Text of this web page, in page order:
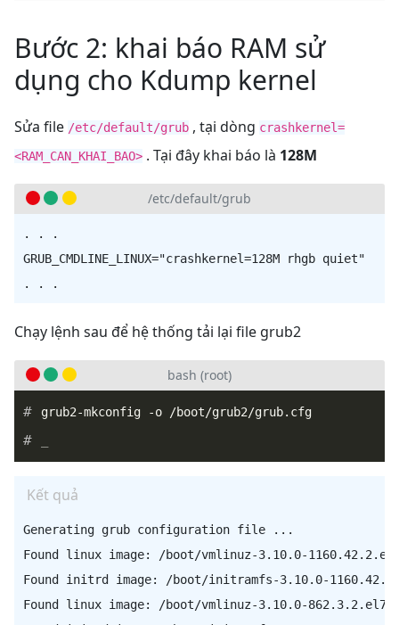
Bước 2: khai báo RAM sử
dụng cho Kdump kernel
Sửa file /etc/default/grub , tại dòng crashkernel=
<RAM_CAN_KHAI_BAO> . Tại đây khai báo là 128M
/etc/default/grub
. . .
GRUB_CMDLINE_LINUX="crashkernel=128M rhgb quiet"
Chạy lệnh sau để hệ thống tải lại file grub2
bash (root)
Kết quả
Generating grub configuration file ...
Found linux image: /boot/vmlinuz-3.10.0-
Found initrd image: /boot/initramfs-3.10.0-
Found linux image: /boot/vmlinuz-3.10.0-